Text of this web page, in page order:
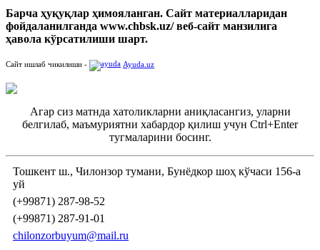
Барча ҳуқуқлар ҳимояланган. Сайт материалларидан
фойдаланилганда www.chbsk.uz/ веб-сайт манзилига
ҳавола кўрсатилиши шарт.
Сайт ишлаб чикилиши - Ayuda.uz
Агар сиз матнда хатоликларни аниқласангиз, уларни
белгилаб, маъмуриятни хабардор қилиш учун Ctrl+Enter
тугмаларини босинг.
Тошкент ш., Чилонзор тумани, Бунёдкор шоҳ кўчаси 156-а
уй
(+99871) 287-98-52
(+99871) 287-91-01
chilonzorbuyum@mail.ru